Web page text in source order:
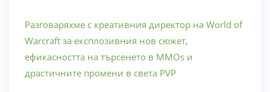
Разговаряхме с креативния директор на World of
Warcraft за експлозивния нов сюжет,
ефикасността на търсенето в MMOs и
драстичните промени в света PVP